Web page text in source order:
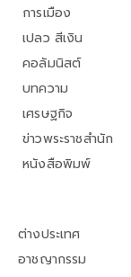
การเมือง
เปลว สีเงิน
คอลัมนิสต์
บทความ
เศรษฐกิจ
ข่าวพระราชสำนัก
หนังสือพิมพ์
ต่างประเทศ
อาชญากรรม